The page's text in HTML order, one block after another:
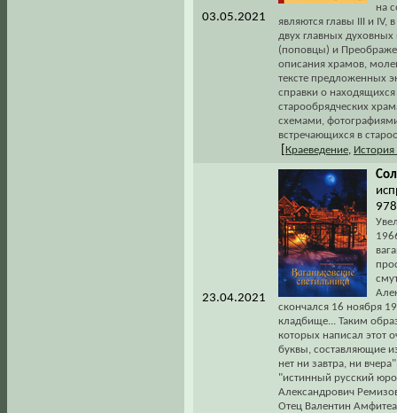
03.05.2021
на
являются главы III и IV,
двух главных
(поповцы) и
описания храмов,
тексте предложенных
справки о
старообрядческих
схемами,
встречающихся в
Краеведение История
23.04.2021
скончался 16 ноября
кладбище... Таким
которых написал этот
буквы, составляющие
нет ни завтра, ни
"истинный русский
Александрович
Отец Валентин